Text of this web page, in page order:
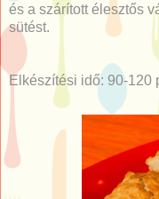
és a szárított élesztős
sütést.
Elkészítési idő: 90-120